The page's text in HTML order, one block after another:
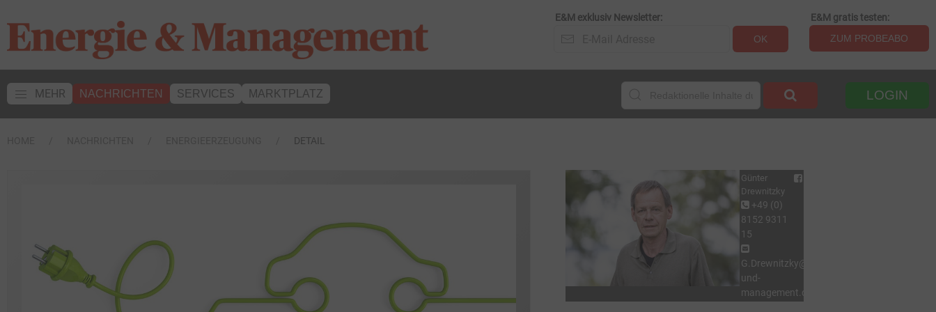
E&M exklusiv Newsletter:
OK
E&M gratis testen:
ZUM PROBEABO
MEHR NACHRICHTEN SERVICES MARKTPLATZ LOGIN
DETAIL
Günter
Drewnitzky
+49 (0)
8152 9311
15
G.Drewnitzky@energie-
und-
management.de